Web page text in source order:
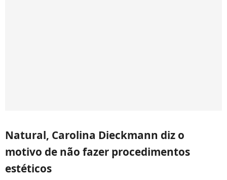
Natural, Carolina Dieckmann diz o
motivo de não fazer procedimentos
estéticos